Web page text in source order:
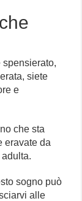
spensierato,
siete
e
che sta
eravate da
sogno può
alle